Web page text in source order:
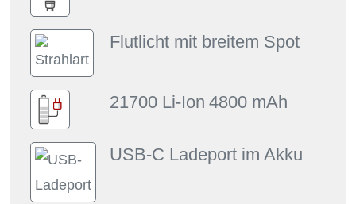
Flutlicht mit breitem Spot
21700 Li-Ion 4800 mAh
USB-C Ladeport im Akku